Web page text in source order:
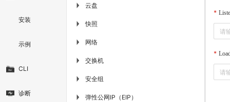
安装
示例
CLI
诊断
▶ 云盘
▶ 快照
▶ 网络
▶ 交换机
▶ 安全组
▶ 弹性公网IP（EIP）